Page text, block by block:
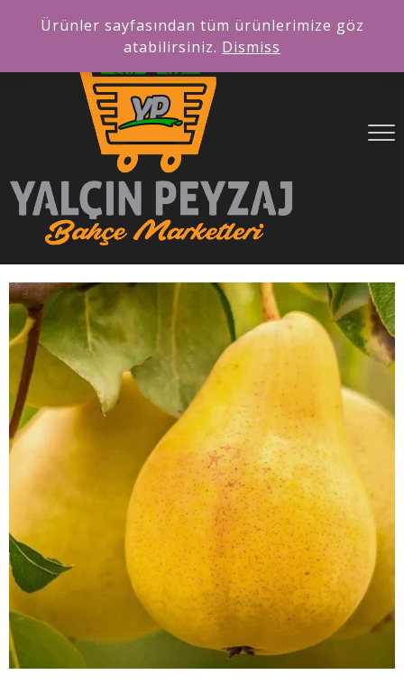
Ürünler sayfasından tüm ürünlerimize göz
atabilirsiniz. Dismiss